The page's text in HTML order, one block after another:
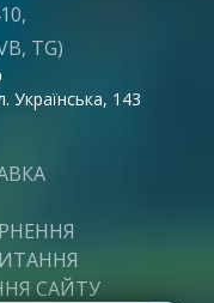
TG)
Українська, 143
САЙТУ